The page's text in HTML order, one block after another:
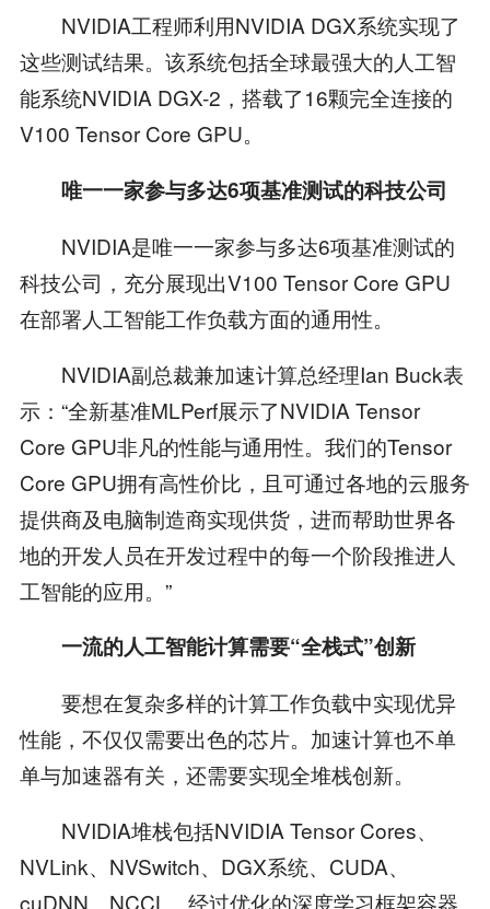
NVIDIA工程师利用NVIDIA DGX系统实现了
这些测试结果。该系统包括全球最强大的人工智
能系统NVIDIA DGX-2，搭载了16颗完全连接的
V100 Tensor Core GPU。
唯一一家参与多达6项基准测试的科技公司
NVIDIA是唯一一家参与多达6项基准测试的
科技公司，充分展现出V100 Tensor Core GPU
在部署人工智能工作负载方面的通用性。
NVIDIA副总裁兼加速计算总经理Ian Buck表
示：“全新基准MLPerf展示了NVIDIA Tensor
Core GPU非凡的性能与通用性。我们的Tensor
Core GPU拥有高性价比，且可通过各地的云服务
提供商及电脑制造商实现供货，进而帮助世界各
地的开发人员在开发过程中的每一个阶段推进人
工智能的应用。”
一流的人工智能计算需要“全栈式”创新
要想在复杂多样的计算工作负载中实现优异
性能，不仅仅需要出色的芯片。加速计算也不单
单与加速器有关，还需要实现全堆栈创新。
NVIDIA堆栈包括NVIDIA Tensor Cores、
NVLink、NVSwitch、DGX系统、CUDA、
cuDNN、NCCL、经过优化的深度学习框架容器